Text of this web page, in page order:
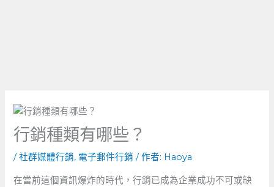
行銷種類有哪些？
/社群媒體行銷, 電子郵件行銷 / 作者: Haoya
在當前這個資訊爆炸的時代，行銷已成為企業成功不可或缺